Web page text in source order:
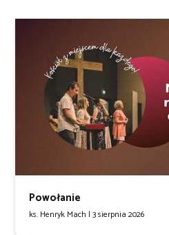
Powołanie
ks. Henryk Mach | 3 sierpnia 2026